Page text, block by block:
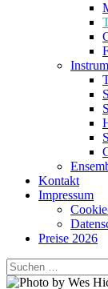
Kontakt
Impressum
Preise 2026
Suchen
nach: